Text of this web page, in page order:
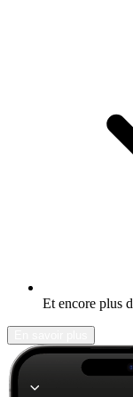
Et encore plus